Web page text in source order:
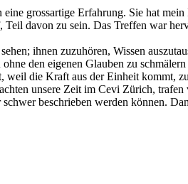
grossartige Erfahrung. Sie hat
davon zu sein. Das Treffen war
ihnen zuzuhören, Wissen
den eigenen Glauben zu
die Kraft aus der Einheit kommt,
unsere Zeit im Cevi Zürich,
beschrieben werden können.